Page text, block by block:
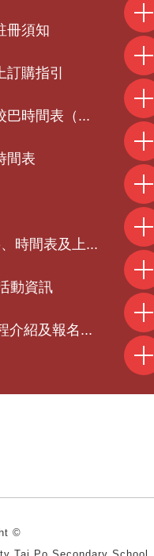
冊須知
購指引
巴時間表（...
間表
時間表及上...
動資訊
介紹及報名...
©